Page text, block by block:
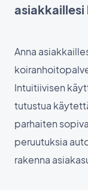
asiakkaillesi
Anna
Intuitiivisen
tutustua
parhaiten
peruutuksia
rakenna